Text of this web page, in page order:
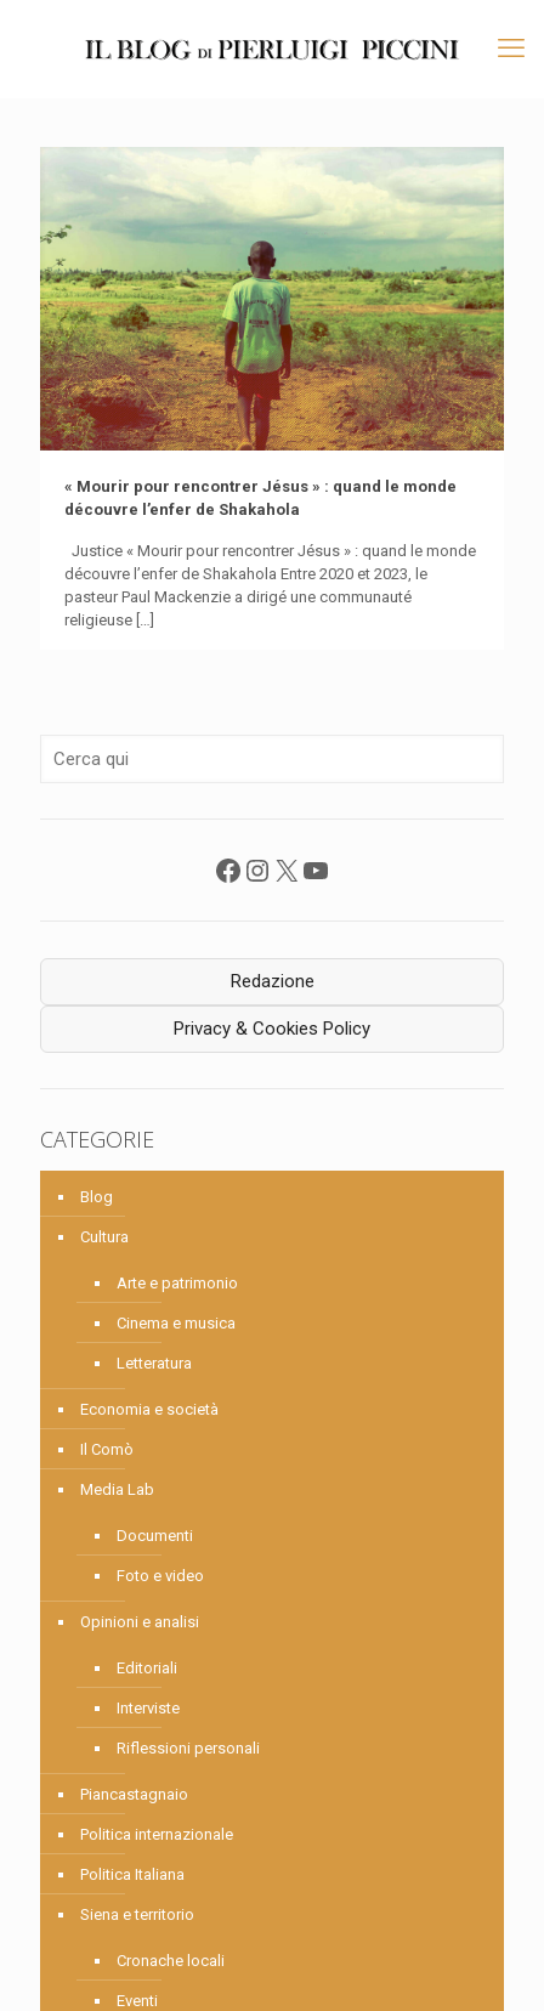
« Mourir pour rencontrer Jésus » : quand le monde
découvre l’enfer de Shakahola
Justice « Mourir pour rencontrer Jésus » : quand le monde
découvre l’enfer de Shakahola Entre 2020 et 2023, le
pasteur Paul Mackenzie a dirigé une communauté
religieuse
Facebook
Instagram
X YouTube
Redazione
Privacy & Cookies Policy
CATEGORIE
Blog
Cultura
Arte e patrimonio
Cinema e musica
Letteratura
Economia e società
Il Comò
Media Lab
Documenti
Foto e video
Opinioni e analisi
Editoriali
Interviste
Riflessioni personali
Piancastagnaio
Politica internazionale
Politica Italiana
Siena e territorio
Cronache locali
Eventi